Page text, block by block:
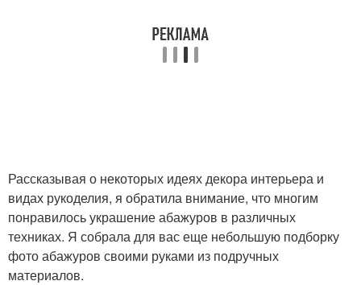
Рассказывая о некоторых идеях декора интерьера и
видах рукоделия, я обратила внимание, что многим
понравилось украшение абажуров в различных
техниках. Я собрала для вас еще небольшую подборку
фото абажуров своими руками из подручных
материалов.